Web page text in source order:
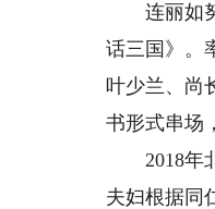
连丽如努
话三国》。
叶少兰、尚
书形式串场
2018年北
夫妇根据同